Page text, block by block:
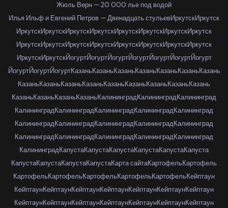
Жюль Верн — 20 000 лье под водой
Илья Ильф и Евгений Петров — Двенадцать стульевИркутскИркутск
ИркутскИркутскИркутскИркутскИркутскИркутскИркутскИркутск
ИркутскИркутскИркутскИркутскИркутскИркутскИркутскИркутск
ИркутскИркутскЙогуртЙогуртЙогуртЙогуртЙогуртЙогуртЙогурт
ЙогуртЙогуртЙогуртКазаньКазаньКазаньКазаньКазаньКазаньКазань
КазаньКазаньКазаньКазаньКазаньКазаньКазаньКазаньКазань
КазаньКазаньКазаньКазаньКалининградКалининградКалининград
КалининградКалининградКалининградКалининградКалининград
КалининградКалининградКалининградКалининградКалининград
КалининградКалининградКалининградКалининградКалининград
КалининградКапустаКапустаКапустаКапустаКапустаКапуста
КапустаКапустаКапустаКапустаКарта сайтаКартофельКартофель
КартофельКартофельКартофельКартофельКартофельКейптаун
КейптаунКейптаунКейптаунКейптаунКейптаунКейптаунКейптаун
КейптаунКейптаунКейптаунКейптаунКейптаунКейптаунКейптаун